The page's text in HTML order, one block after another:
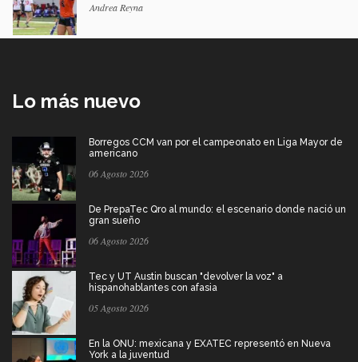
Andrea Reyna
Lo más nuevo
Borregos CCM van por el campeonato en Liga Mayor de
americano
06 Agosto 2026
De PrepaTec Qro al mundo: el escenario donde nació un
gran sueño
06 Agosto 2026
Tec y UT Austin buscan "devolver la voz" a
hispanohablantes con afasia
05 Agosto 2026
En la ONU: mexicana y EXATEC representó en Nueva
York a la juventud